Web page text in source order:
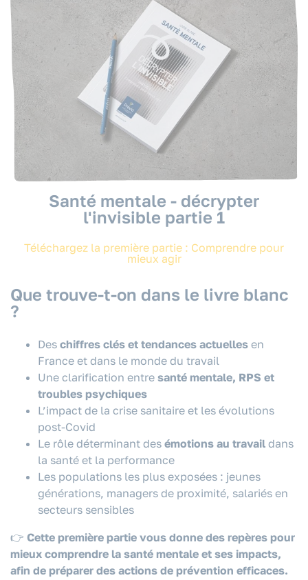
Santé mentale - décrypter
l'invisible partie 1
Téléchargez la première partie : Comprendre pour
mieux agir
Que trouve-t-on dans le livre blanc
?
Des chiffres clés et tendances actuelles en
France et dans le monde du travail
Une clarification entre santé mentale, RPS et
troubles psychiques
L’impact de la crise sanitaire et les évolutions
post-Covid
Le rôle déterminant des émotions au travail dans
la santé et la performance
Les populations les plus exposées : jeunes
générations, managers de proximité, salariés en
secteurs sensibles
👉 Cette première partie vous donne des repères pour
mieux comprendre la santé mentale et ses impacts,
afin de préparer des actions de prévention efficaces.